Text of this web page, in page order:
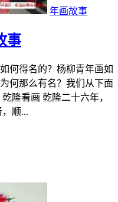
年画故事
事
何得名的？杨柳青年画如
何那么有名？我们从下面
隆看画 乾隆二十六年，
顺...